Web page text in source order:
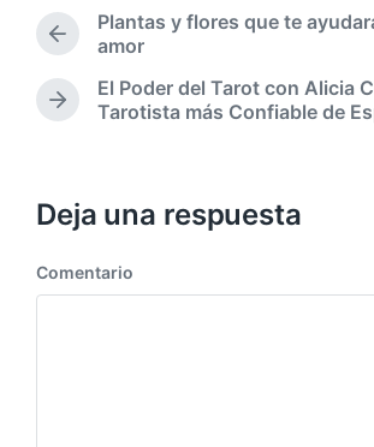
p
u
b
l
c
i
n
i
a
d
E
t
r
a
e
Plantas y flores que te
amor
E
a
d
s
i
El Poder del Tarot con Alicia
Tarotista más Confiable de
Deja una respuesta
Comentario